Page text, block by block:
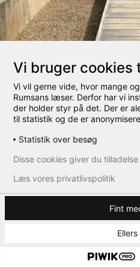
sankt hans have
← Tilbage
Vi bruger cookies
Vi vil gerne vide, hvor mange
Rumsans læser. Derfor har vi
der holder styr på det. Der er
til statistik og de er
Statistik over besøg
Fint
Disse cookies giver du
Læs vores privatlivspolitik